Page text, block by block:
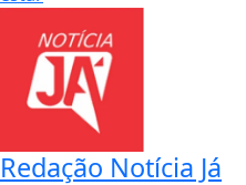
Redação Notícia Já